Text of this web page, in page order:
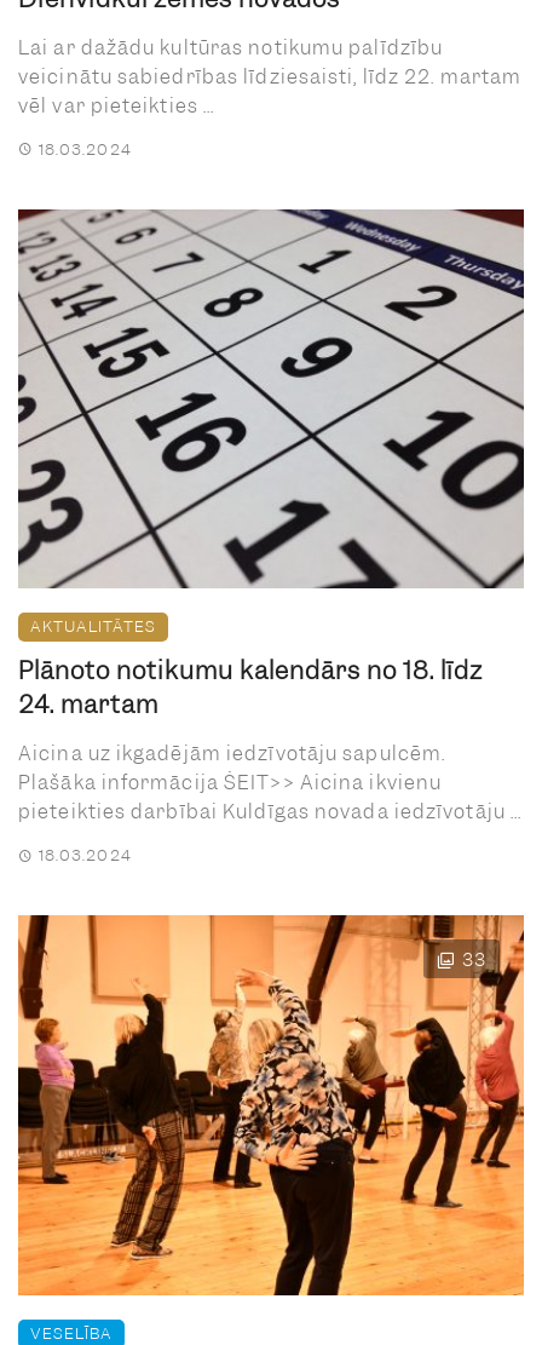
Lai ar dažādu kultūras notikumu palīdzību
veicinātu sabiedrības līdziesaisti, līdz 22. martam
vēl var pieteikties ...
18.03.2024
AKTUALITĀTES
Plānoto notikumu kalendārs no 18. līdz
24. martam
Aicina uz ikgadējām iedzīvotāju sapulcēm.
Plašāka informācija ŠEIT>> Aicina ikvienu
pieteikties darbībai Kuldīgas novada iedzīvotāju ...
18.03.2024
33
VESELĪBA